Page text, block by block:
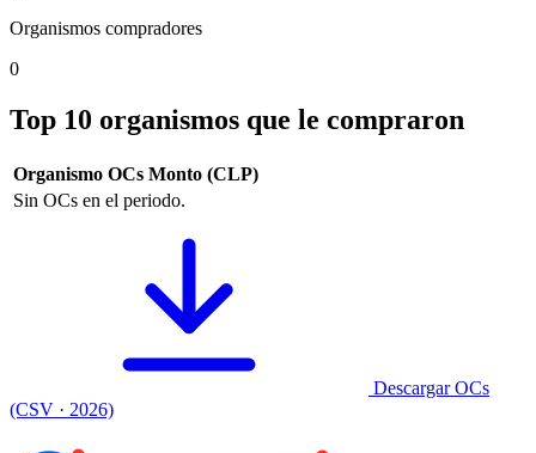
Organismos compradores
0
Top 10 organismos que le compraron
Organismo OCs Monto (CLP)
Sin OCs en el periodo.
Descargar OCs
(CSV · 2026)